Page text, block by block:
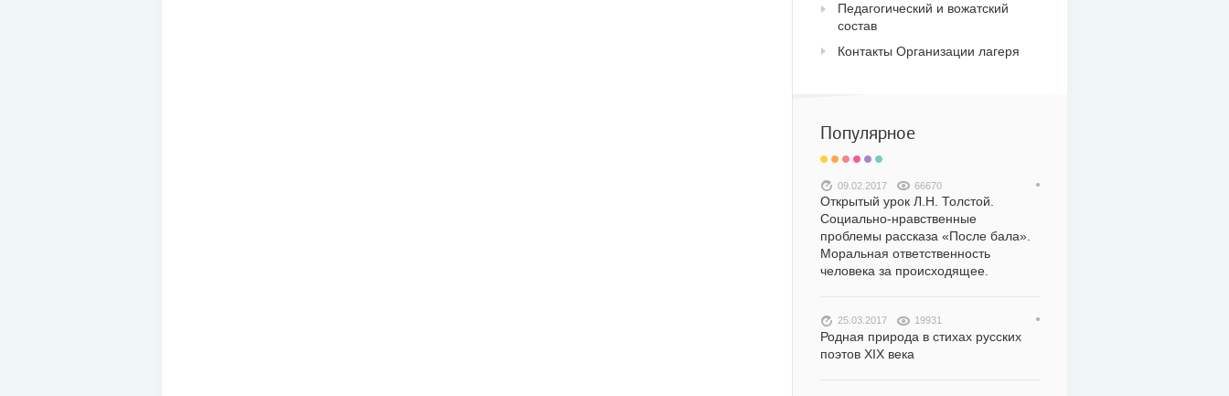
Педагогический и вожатский
состав
Контакты Организации лагеря
Популярное
09.02.2017 66670
Открытый урок Л.Н. Толстой.
Социально-нравственные
проблемы рассказа «После бала».
Моральная ответственность
человека за происходящее.
25.03.2017 19931
Родная природа в стихах русских
поэтов XIX века